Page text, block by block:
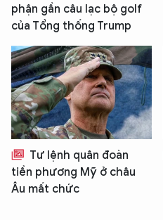
phận gần câu lạc bộ golf
của Tổng thống Trump
Tư lệnh quân đoàn
tiền phương Mỹ ở châu
Âu mất chức